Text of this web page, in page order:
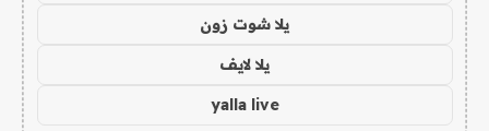
يلا شوت زون
يلا لايف
yalla live